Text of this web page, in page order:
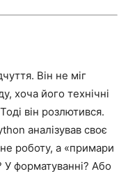
Він не міг
хоча його технічні
він розлютився.
аналізував своє
роботу, а «примари
форматуванні? Або